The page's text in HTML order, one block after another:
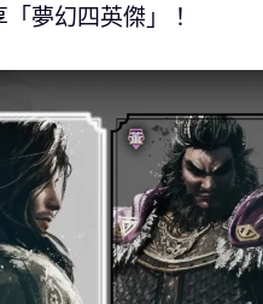
夢幻四英傑」！